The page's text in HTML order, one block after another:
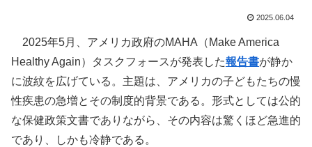
2025.06.04
2025年5月、アメリカ政府のMAHA（Make America
Healthy Again）タスクフォースが発表した報告書が静か
に波紋を広げている。主題は、アメリカの子どもたちの慢
性疾患の急増とその制度的背景である。形式としては公的
な保健政策文書でありながら、その内容は驚くほど急進的
であり、しかも冷静である。